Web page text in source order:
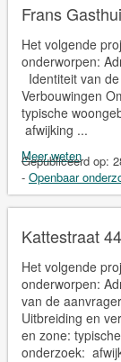
Frans
Het volgende
onderworpen:
Identiteit van
Verbouwingen
typische
afwijking ...
Meer weten
Gepubliceerd op:
- Openbaar
Kattestraat
Het volgende
onderworpen:
van de
Uitbreiding en
en zone:
onderzoek: